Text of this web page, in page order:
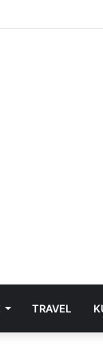
Slots and
TRAVEL